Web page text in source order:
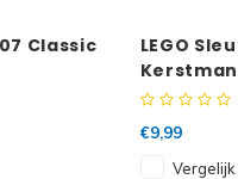
Classic
LEGO
Kerstman
€9,99
Vergelijk